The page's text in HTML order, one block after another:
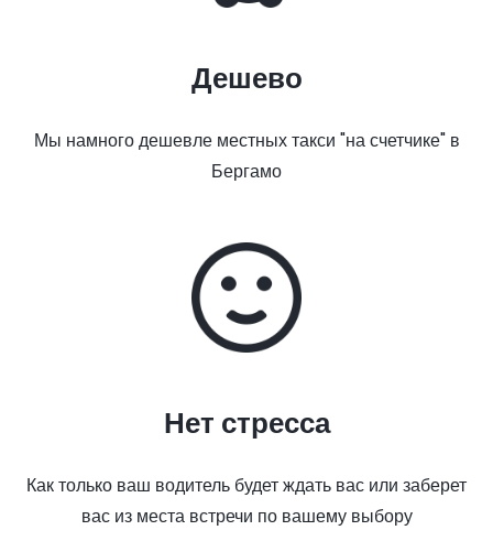
Дешево
Мы намного дешевле местных такси "на счетчике" в
Бергамо
Нет стресса
Как только ваш водитель будет ждать вас или заберет
вас из места встречи по вашему выбору